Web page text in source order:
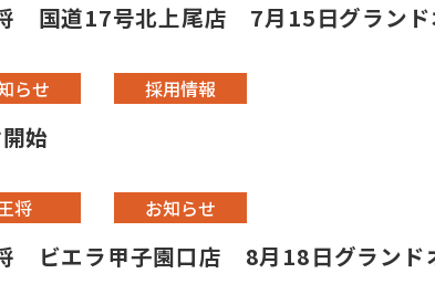
将 国道17号北上尾店 7月15日グラン
らせ 採用情報
始
将 お知らせ
将 ビエラ甲子園口店 8月18日グランド